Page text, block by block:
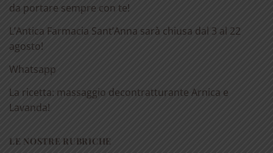
da portare sempre con te!
L’Antica Farmacia Sant’Anna sarà chiusa dal 3 al 22
agosto!
Whatsapp
La ricetta: massaggio decontratturante Arnica e
Lavanda!
LE NOSTRE RUBRICHE